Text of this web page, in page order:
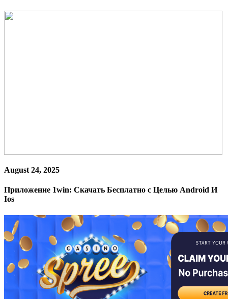
August 24, 2025
Приложение 1win: Скачать Бесплатно с Целью Android И
Ios